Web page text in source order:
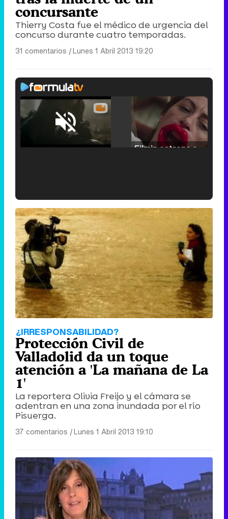
concursante
Thierry Costa fue el médico de urgencia del
concurso durante cuatro temporadas.
31 comentarios |Lunes 1 Abril 2013 19:20
Unmute /
'120 Minutos' celebra sus 2.000 programas en Telemadrid con un vídeo del día a día en la redacción
¿IRRESPONSABILIDAD?
Protección Civil de
Valladolid da un toque
atención a 'La mañana de La
1'
La reportera Olivia Freijo y el cámara se
adentran en una zona inundada por el río
Pisuerga.
37 comentarios |Lunes 1 Abril 2013 19:10